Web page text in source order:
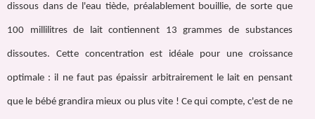
dissous dans de l'eau tiède, préalablement bouillie, de sorte que
100 millilitres de lait contiennent 13 grammes de substances
dissoutes. Cette concentration est idéale pour une croissance
optimale : il ne faut pas épaissir arbitrairement le lait en pensant
que le bébé grandira mieux ou plus vite ! Ce qui compte, c'est de ne